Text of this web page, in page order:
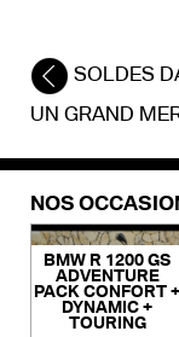
SOLDES
NOS
BMW R 1200 GS
ADVENTURE
PACK CONFORT +
DYNAMIC +
TOURING